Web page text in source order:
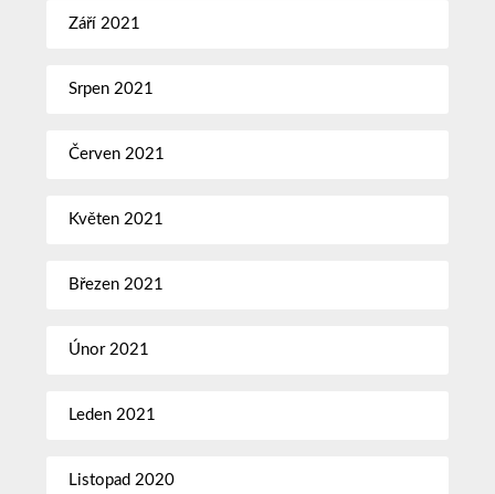
Září 2021
Srpen 2021
Červen 2021
Květen 2021
Březen 2021
Únor 2021
Leden 2021
Listopad 2020